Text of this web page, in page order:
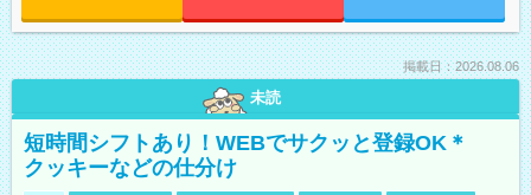
掲載日：2026.08.06
未読
短時間シフトあり！WEBでサクッと登録OK＊
クッキーなどの仕分け